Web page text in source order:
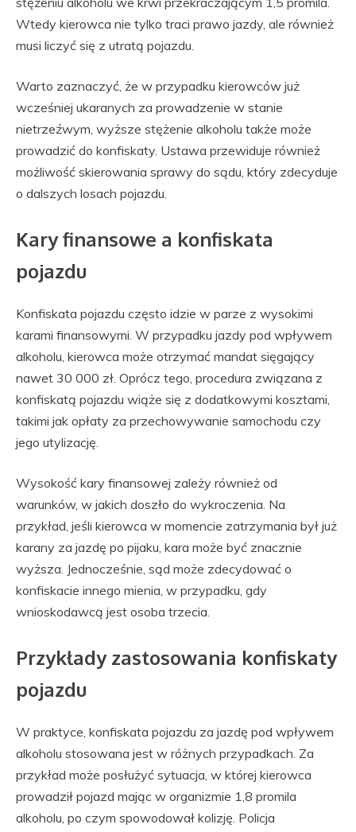
Wtedy kierowca nie tylko traci prawo jazdy, ale również
musi liczyć się z utratą pojazdu.
Warto zaznaczyć, że w przypadku kierowców już
wcześniej ukaranych za prowadzenie w stanie
nietrzeźwym, wyższe stężenie alkoholu także może
prowadzić do konfiskaty. Ustawa przewiduje również
możliwość skierowania sprawy do sądu, który zdecyduje
o dalszych losach pojazdu.
Kary finansowe a konfiskata
pojazdu
Konfiskata pojazdu często idzie w parze z wysokimi
karami finansowymi. W przypadku jazdy pod wpływem
alkoholu, kierowca może otrzymać mandat sięgający
nawet 30 000 zł. Oprócz tego, procedura związana z
konfiskatą pojazdu wiąże się z dodatkowymi kosztami,
takimi jak opłaty za przechowywanie samochodu czy
jego utylizację.
Wysokość kary finansowej zależy również od
warunków, w jakich doszło do wykroczenia. Na
przykład, jeśli kierowca w momencie zatrzymania był już
karany za jazdę po pijaku, kara może być znacznie
wyższa. Jednocześnie, sąd może zdecydować o
konfiskacie innego mienia, w przypadku, gdy
wnioskodawcą jest osoba trzecia.
Przykłady zastosowania konfiskaty
pojazdu
W praktyce, konfiskata pojazdu za jazdę pod wpływem
alkoholu stosowana jest w różnych przypadkach. Za
przykład może posłużyć sytuacja, w której kierowca
prowadził pojazd mając w organizmie 1,8 promila
alkoholu, po czym spowodował kolizję. Policja